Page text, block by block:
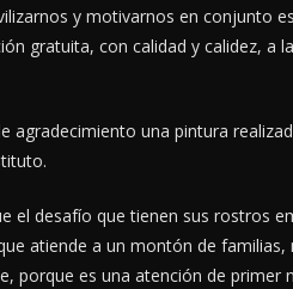
y motivarnos en conjunto
gratuita, con calidad y calidez, a
una pintura
el desafío que tienen sus rostros
atiende a un montón de familias,
porque es una atención de primer